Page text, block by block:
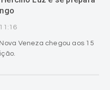
Veneza chegou aos 15